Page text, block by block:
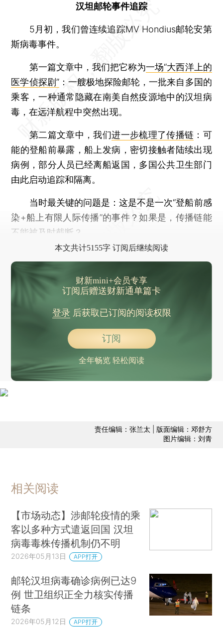
汉坦邮轮事件追踪
5月初，我们曾连续追踪MV Hondius邮轮安第
斯病毒事件。
第一篇文章中，我们把它称为一场“大西洋上的
医学侦探剧”：一艘极地探险邮轮，一批来自多国的
乘客，一种通常隐藏在南美自然疫源地中的汉坦病
毒，在远洋航程中突然出现。
第二篇文章中，我们进一步梳理了传播链 ：可
能的登船前暴露，船上发病，密切接触者陆续出现
病例，部分人员已经离船返国，多国公共卫生部门
由此启动追踪和隔离。
当时最关键的问题是：这是不是一次“登船前感
染+船上有限人际传播”的事件？如果是，传播链能
不能被及时截断？
本文共计5155字 订阅后继续阅读
财新mini+会员专享
订阅后赠送财新通单篇卡
登录后获取已订阅的阅读权限
订阅
全年畅览 轻松阅读
责任编辑：张兰太 | 版面编辑：邓舒方
图片编辑：刘青
相关阅读
【市场动态】涉邮轮疫情的乘
客以多种方式遣返回国 汉坦
病毒毒株传播机制仍不明
2026年05月13日 APP打开
邮轮汉坦病毒确诊病例已达9
例 世卫组织正全力核实传播
链条
2026年05月12日 APP打开